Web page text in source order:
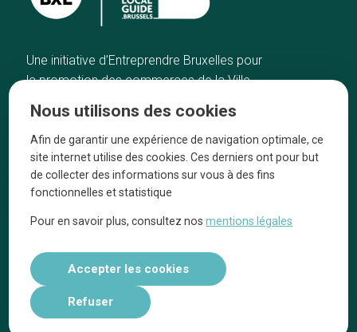
Une initiative d’Entreprendre Bruxelles pour
la promotion des commerces de la Ville
Accueil
Bonnes adresses
Quartiers
Blog
Tops 10
Artisans
A propos
On parle de nous
Nous utilisons des cookies
Afin de garantir une expérience de navigation optimale, ce
site internet utilise des cookies. Ces derniers ont pour but
de collecter des informations sur vous à des fins
fonctionnelles et statistique
Pour en savoir plus, consultez nosmentions légales
Accepter les cookies
Refuser